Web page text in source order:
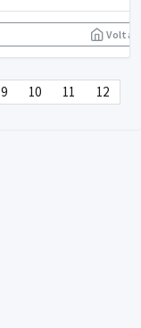
Voltar
9 10 11
12